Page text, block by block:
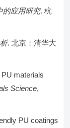
的应用研究. 杭
. 北京：清华大
materials
Science,
PU coatings